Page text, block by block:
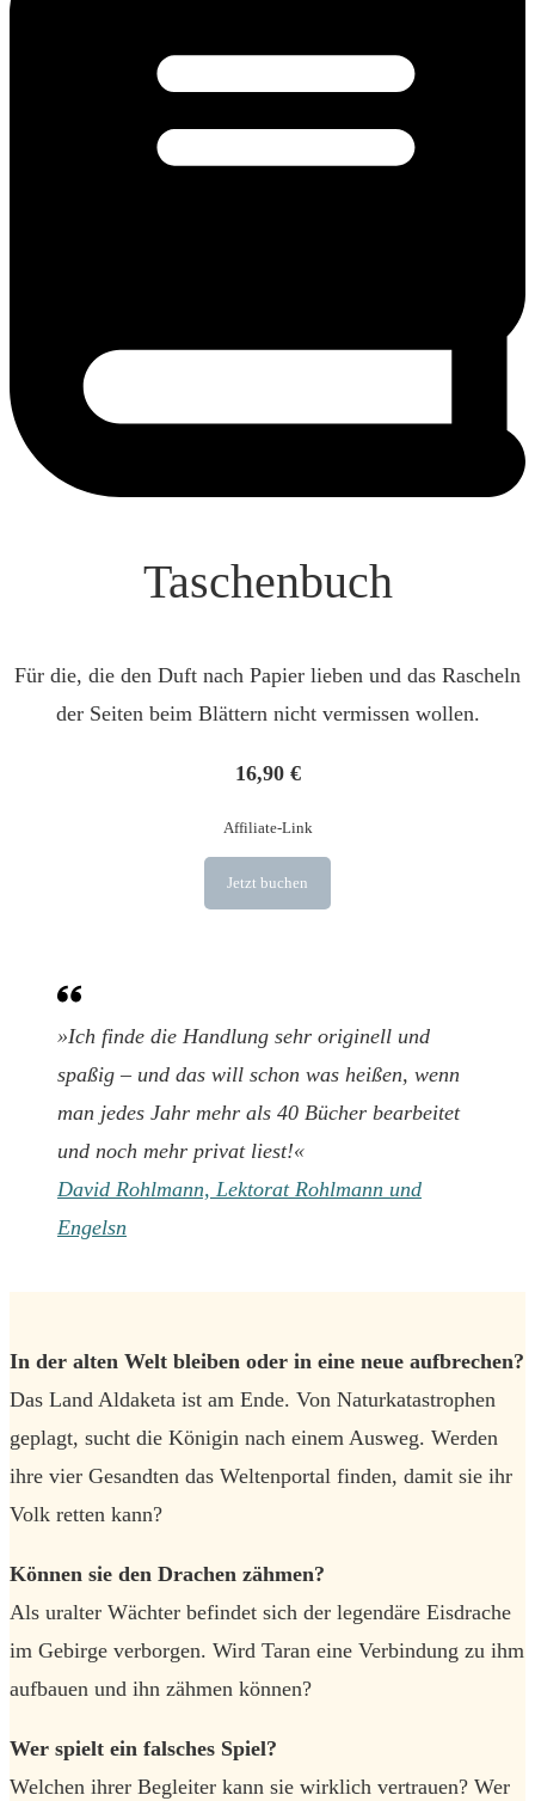
Taschenbuch
Für die, die den Duft nach Papier lieben und das Rascheln
der Seiten beim Blättern nicht vermissen wollen.
16,90 €
Affiliate-Link
Jetzt buchen
»Ich finde die Handlung sehr originell und
spaßig – und das will schon was heißen, wenn
man jedes Jahr mehr als 40 Bücher bearbeitet
und noch mehr privat liest!«
David Rohlmann, Lektorat Rohlmann und
Engelsn
In der alten Welt bleiben oder in eine neue aufbrechen?
Das Land Aldaketa ist am Ende. Von Naturkatastrophen
geplagt, sucht die Königin nach einem Ausweg. Werden
ihre vier Gesandten das Weltenportal finden, damit sie ihr
Volk retten kann?
Können sie den Drachen zähmen?
Als uralter Wächter befindet sich der legendäre Eisdrache
im Gebirge verborgen. Wird Taran eine Verbindung zu ihm
aufbauen und ihn zähmen können?
Wer spielt ein falsches Spiel?
Welchen ihrer Begleiter kann sie wirklich vertrauen? Wer